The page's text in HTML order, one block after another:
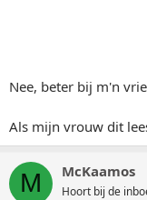
Nee, beter bij m'n
Als mijn vrouw dit
M McKaamos
Hoort bij de